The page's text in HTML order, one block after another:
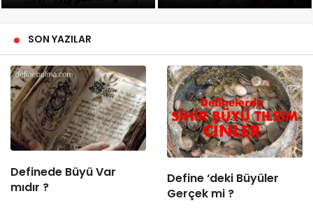
SON YAZILAR
Definede Büyü Var
mıdır ?
Define ‘deki Büyüler
Gerçek mi ?